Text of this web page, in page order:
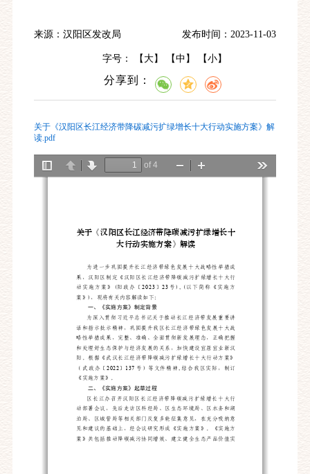
来源：汉阳区发改局 发布时间：2023-11-03
字号： 【 大】 【中 】 【小】
分享到：
关于《汉阳区长江经济带降碳减污扩绿增长十大行动实施方案》解
读.pdf